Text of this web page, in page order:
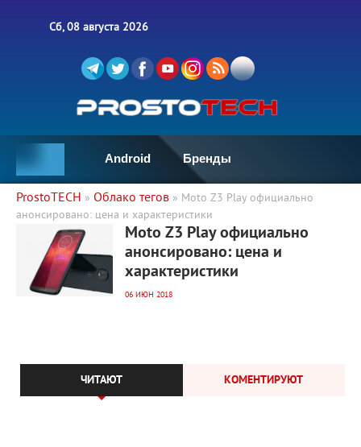
Сб, 08 августа 2026
Android Бренды
ProstoTECH » Облако тегов » Moto Z3 Play официально
анонсировано: цена и характеристики
4 962 0
Moto Z3 Play официально
анонсировано: цена и
характеристики
06 ИЮН 2018
ЧИТАЮТ КОМЕНТИРУЮТ